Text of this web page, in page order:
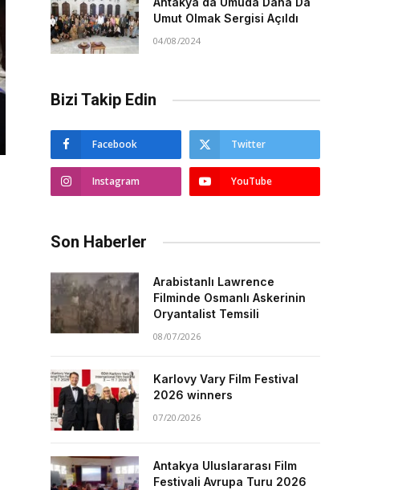
Umut Olmak Sergisi Açıldı
04/08/2024
Bizi Takip Edin
Facebook Twitter
Instagram YouTube
Son Haberler
Arabistanlı Lawrence
Filminde Osmanlı Askerinin
Oryantalist Temsili
08/07/2026
Karlovy Vary Film Festival
2026 winners
07/20/2026
Antakya Uluslararası Film
Festivali Avrupa Turu 2026